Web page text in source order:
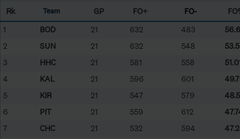
Rk
Team GP FO+ FO-
1
BOD 21 632 483
2
SUN 21 632 548
3
HHC 21 581 558
4
KAL 21 596 601
5
KIR 21 547 579
6
PIT 21 559 612
7
CHC 21 532 594